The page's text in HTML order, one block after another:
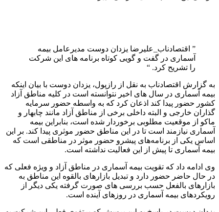
” اقتصادناب_علیرضا یزدان دوست مدیرعامل بیمه
آسماری در گفت و گویی کوتاه برنامه های این شرکت
را تشریح کرد. “
به گزارش اقتصادناب به نقل از رازپول، یزدان دوست با بیان اینکه
بیمه آسماری در سال های اخیر نتوانسته است در کلیه مناطق آزاد
کشور حضور پیدا کند اذعان کرد که به واسطه حضور سرمایه
گذاران خارجی و البته داخلی برخی از مناطق آزاد مانند چابهار و
ماکو از موقعیت مطلوبی برخوردار شده است، بنابراین بیمه
آسماری نیازمند است تا در این مناطق حضور موثری پیدا کند. بر این
اساس یکی از برنامه‌های پیشرو حضور موثر در مناطقی است که
بیمه آسماری تا پیش از این فعالیت نداشته است.
وی ادامه داد که تقویت بیمه آسماری در مناطق آزاد و ویژه فعلی که
در حال حاضر حضور دارد و تبدیل بازارهای بالقوه این مناطق به
بازارهای بالفعل حسب بررسی های صورت گرفته یکی دیگر از
رویکردهای بیمه آسماری در روزهای آینده است.